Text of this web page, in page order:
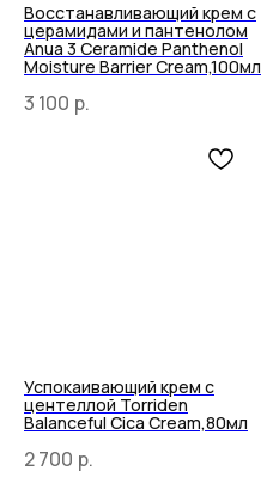
Восстанавливающий крем с
церамидами и пантенолом
Anua 3 Ceramide Panthenol
Moisture Barrier Cream,100мл
3 100 р.
Успокаивающий крем с
центеллой Torriden
Balanceful Cica Cream,80мл
2 700 р.